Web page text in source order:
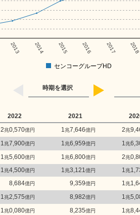
2013 2014 2015 2016 2017 2018
センコーグループHD
時期を選択
2022 2021
2兆0,570億円 1兆7,646億円 2兆
1兆7,900億円 1兆6,959億円 1兆
1兆5,600億円 1兆6,800億円 2兆
1兆4,500億円 1兆3,121億円 1兆
8,684億円 9,359億円 1兆
1兆2,575億円 8,982億円 1兆
1兆0,080億円 8,235億円 1兆